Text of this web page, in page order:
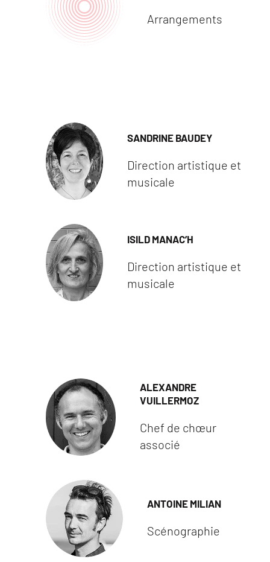
Arrangements
SANDRINE BAUDEY
Direction artistique et
musicale
ISILD MANAC’H
Direction artistique et
musicale
ALEXANDRE
VUILLERMOZ
Chef de chœur
associé
ANTOINE MILIAN
Scénographie